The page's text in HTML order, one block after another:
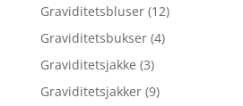
Graviditetsbluser (12)
Graviditetsbukser (4)
Graviditetsjakke (3)
Graviditetsjakker (9)